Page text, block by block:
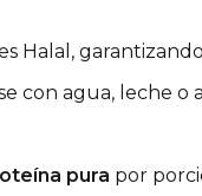
Halal,
con agua, leche o
pura por